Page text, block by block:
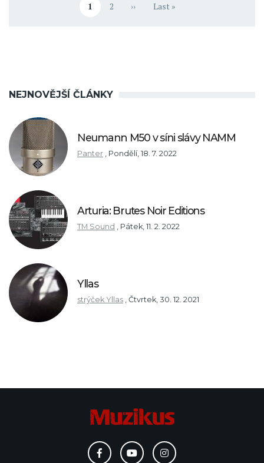
Aktuální stránka
1 Stránka
2 Následující stránka
›› Poslední stránka
Last »
NEJNOVĚJŠÍ ČLÁNKY
Neumann M50 v síni slávy NAMM
Panter Pondělí, 18. 7. 2022
Arturia: Brutes Noir Editions
TM Sound Pátek, 11. 2. 2022
Yllas
strýček Yllas Čtvrtek, 30. 12. 2021